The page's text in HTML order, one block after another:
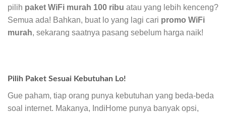
pilih paket WiFi murah 100 ribu atau yang lebih kenceng?
Semua ada! Bahkan, buat lo yang lagi cari promo WiFi
murah, sekarang saatnya pasang sebelum harga naik!
Pilih Paket Sesuai Kebutuhan Lo!
Gue paham, tiap orang punya kebutuhan yang beda-beda
soal internet. Makanya, IndiHome punya banyak opsi,